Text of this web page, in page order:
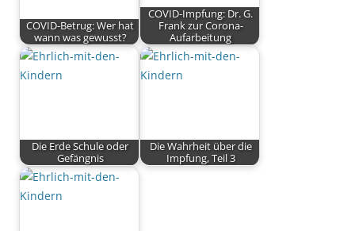
COVID-Betrug: Wer hat
wann was gewusst?
COVID-Impfung: Dr. G.
Frank zur Corona-
Aufarbeitung
Die Erde Schule oder
Gefängnis
Die Wahrheit über die
Impfung, Teil 3